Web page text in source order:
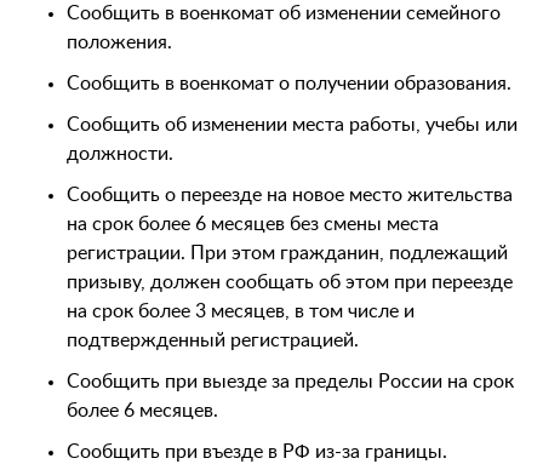
Сообщить в военкомат об изменении семейного
положения.
Сообщить в военкомат о получении образования.
Сообщить об изменении места работы, учебы или
должности.
Сообщить о переезде на новое место жительства
на срок более 6 месяцев без смены места
регистрации. При этом гражданин, подлежащий
призыву, должен сообщать об этом при переезде
на срок более 3 месяцев, в том числе и
подтвержденный регистрацией.
Сообщить при выезде за пределы России на срок
более 6 месяцев.
Сообщить при въезде в РФ из-за границы.